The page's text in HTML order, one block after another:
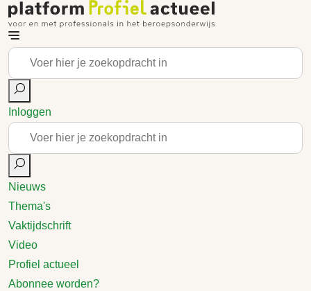
Inloggen
Nieuws
Thema's
Vaktijdschrift
Video
Profiel actueel
Abonnee worden?